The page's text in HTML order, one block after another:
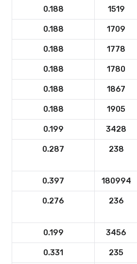
1519
0.188
1709
0.188
1778
0.188
1780
0.188
1867
0.188
1905
0.188
3428
0.199
238
0.287
180994
0.397
236
0.276
3456
0.199
235
0.331